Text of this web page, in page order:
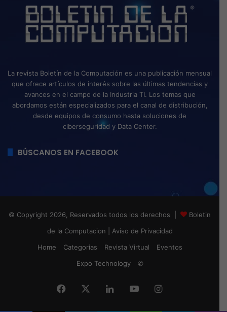
La revista Boletín de la Computación es una publicación mensual
que ofrece artículos de interés sobre las últimas tendencias y
avances en el campo de la Industria TI. Los temas que
abordamos están especializados para el canal de distribución,
desde equipos de consumo hasta soluciones de
ciberseguridad y Data Center.
BÚSCANOS EN FACEBOOK
© Copyright 2026, Reservados todos los derechos |
Boletin
de la Computacion
Aviso de Privacidad
Home
Categorias Revista Virtual
Eventos
Expo Technology
✆
Facebook LinkedInYouTubeInstagram